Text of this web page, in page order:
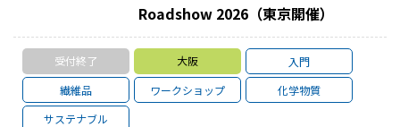
Roadshow 2026（東京開催）
受付終了 大阪
入門
繊維品
ワークショップ
化学物質
サステナブル